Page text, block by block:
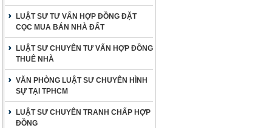
LUẬT SƯ TƯ VẤN HỢP ĐỒNG ĐẶT
CỌC MUA BÁN NHÀ ĐẤT
LUẬT SƯ CHUYÊN TƯ VẤN HỢP ĐỒNG
THUÊ NHÀ
VĂN PHÒNG LUẬT SƯ CHUYÊN HÌNH
SỰ TẠI TPHCM
LUẬT SƯ CHUYÊN TRANH CHẤP HỢP
ĐỒNG